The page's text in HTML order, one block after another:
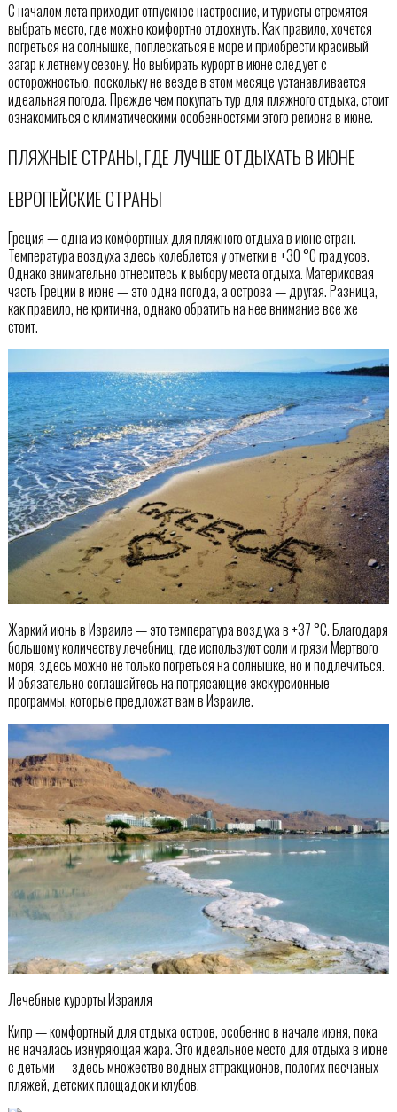
С началом лета приходит отпускное настроение, и туристы стремятся
выбрать место, где можно комфортно отдохнуть. Как правило, хочется
погреться на солнышке, поплескаться в море и приобрести красивый
загар к летнему сезону. Но выбирать курорт в июне следует с
осторожностью, поскольку не везде в этом месяце устанавливается
идеальная погода. Прежде чем покупать тур для пляжного отдыха, стоит
ознакомиться с климатическими особенностями этого региона в июне.
ПЛЯЖНЫЕ СТРАНЫ, ГДЕ ЛУЧШЕ ОТДЫХАТЬ В ИЮНЕ
ЕВРОПЕЙСКИЕ СТРАНЫ
Греция — одна из комфортных для пляжного отдыха в июне стран.
Температура воздуха здесь колеблется у отметки в +30 °С градусов.
Однако внимательно отнеситесь к выбору места отдыха. Материковая
часть Греции в июне — это одна погода, а острова — другая. Разница,
как правило, не критична, однако обратить на нее внимание все же
стоит.
Жаркий июнь в Израиле — это температура воздуха в +37 °С. Благодаря
большому количеству лечебниц, где используют соли и грязи Мертвого
моря, здесь можно не только погреться на солнышке, но и подлечиться.
И обязательно соглашайтесь на потрясающие экскурсионные
программы, которые предложат вам в Израиле.
Лечебные курорты Израиля
Кипр — комфортный для отдыха остров, особенно в начале июня, пока
не началась изнуряющая жара. Это идеальное место для отдыха в июне
с детьми — здесь множество водных аттракционов, пологих песчаных
пляжей, детских площадок и клубов.